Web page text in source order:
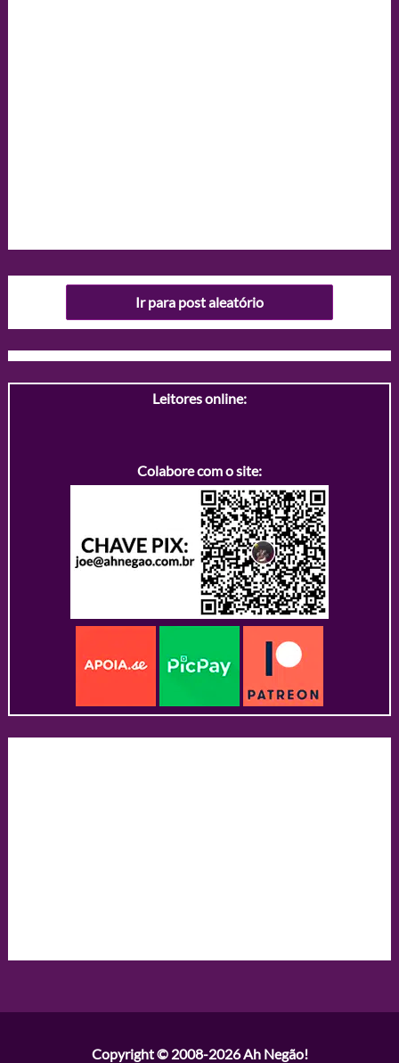
Ir para post aleatório
Leitores online:
Colabore com o site:
Copyright © 2008-2026Ah Negão!